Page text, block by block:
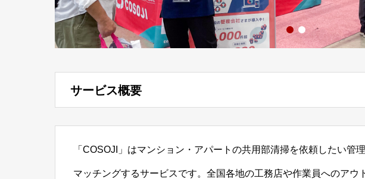
サービス概要
「COSOJI」はマンション・アパートの共用部清掃を依頼したい管
マッチングするサービスです。全国各地の工務店や作業員へのアウ